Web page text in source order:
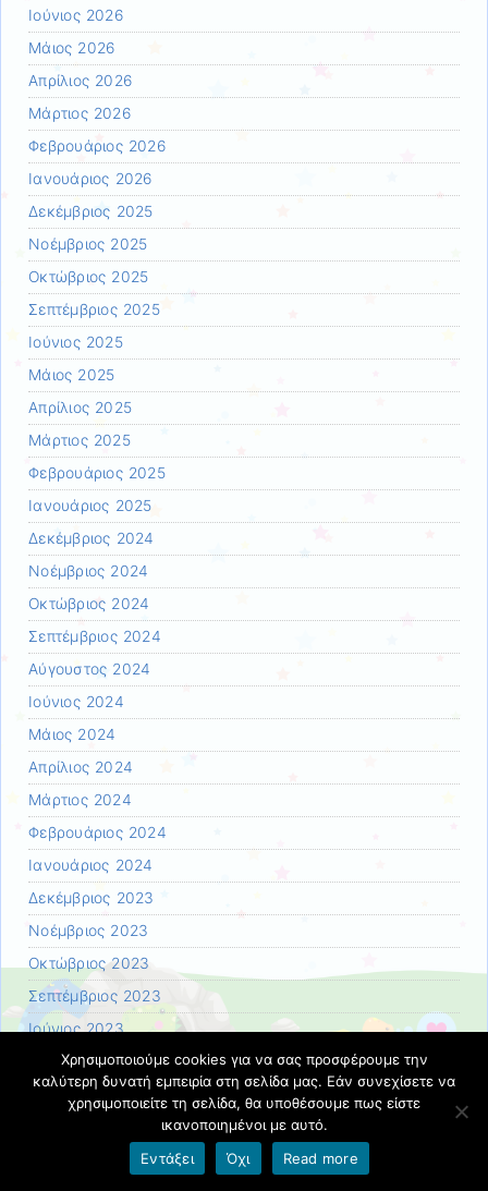
Ιούνιος 2026
Μάιος 2026
Απρίλιος 2026
Μάρτιος 2026
Φεβρουάριος 2026
Ιανουάριος 2026
Δεκέμβριος 2025
Νοέμβριος 2025
Οκτώβριος 2025
Σεπτέμβριος 2025
Ιούνιος 2025
Μάιος 2025
Απρίλιος 2025
Μάρτιος 2025
Φεβρουάριος 2025
Ιανουάριος 2025
Δεκέμβριος 2024
Νοέμβριος 2024
Οκτώβριος 2024
Σεπτέμβριος 2024
Αύγουστος 2024
Ιούνιος 2024
Μάιος 2024
Απρίλιος 2024
Μάρτιος 2024
Φεβρουάριος 2024
Ιανουάριος 2024
Δεκέμβριος 2023
Νοέμβριος 2023
Οκτώβριος 2023
Σεπτέμβριος 2023
Ιούνιος 2023
Μάιος 2023
Απρίλιος 2023
Φεβρουάριος 2023
Χρησιμοποιούμε cookies για να σας προσφέρουμε την
καλύτερη δυνατή εμπειρία στη σελίδα μας. Εάν συνεχίσετε να
χρησιμοποιείτε τη σελίδα, θα υποθέσουμε πως είστε
ικανοποιημένοι με αυτό.
Εντάξει
Όχι Read more